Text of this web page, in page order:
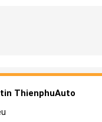
ThienphuAuto